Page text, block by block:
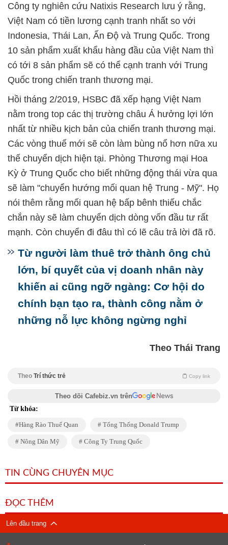
Công ty nghiên cứu Natixis Research lưu ý rằng,
Việt Nam có tiền lương cạnh tranh nhất so với
Indonesia, Thái Lan, Ấn Độ và Trung Quốc. Trong
10 sản phẩm xuất khẩu hàng đầu của Việt Nam thì
có tới 8 sản phẩm sẽ có thể cạnh tranh với Trung
Quốc trong chiến tranh thương mại.
Hồi tháng 2/2019, HSBC đã xếp hạng Việt Nam
nằm trong top các thị trường châu Á hưởng lợi lớn
nhất từ nhiều kịch bản của chiến tranh thương mại.
Các vòng thuế mới sẽ còn làm bùng nổ hơn nữa xu
thế chuyển dịch hiện tại. Phòng Thương mại Hoa
Kỳ ở Trung Quốc cho biết những động thái vừa qua
sẽ làm "chuyển hướng mối quan hệ Trung - Mỹ". Họ
nói thêm rằng mối quan hệ bấp bênh thiếu chắc
chắn này sẽ làm chuyển dịch dòng vốn đầu tư rất
mạnh. Còn chuyển đi đâu thì có lẽ câu trả lời đã rõ.
Từ người làm thuê trở thành ông chủ
lớn, bí quyết của vị doanh nhân này
khiến ai cũng ngỡ ngàng: Cơ hội do
chính bạn tạo ra, thành công nằm ở
những nỗ lực không ngừng nghỉ
Theo Thái Trang
Theo Trí thức trẻ Copy link
Theo dõi Cafebiz.vn trên
Từ khóa:
Hàng Rào Thuế Quan Tổng Thống Donald Trump
Nông Dân Mỹ Công Ty Trung Quốc
TIN CÙNG CHUYÊN MỤC
ĐỌC THÊM
Lên đầu trang